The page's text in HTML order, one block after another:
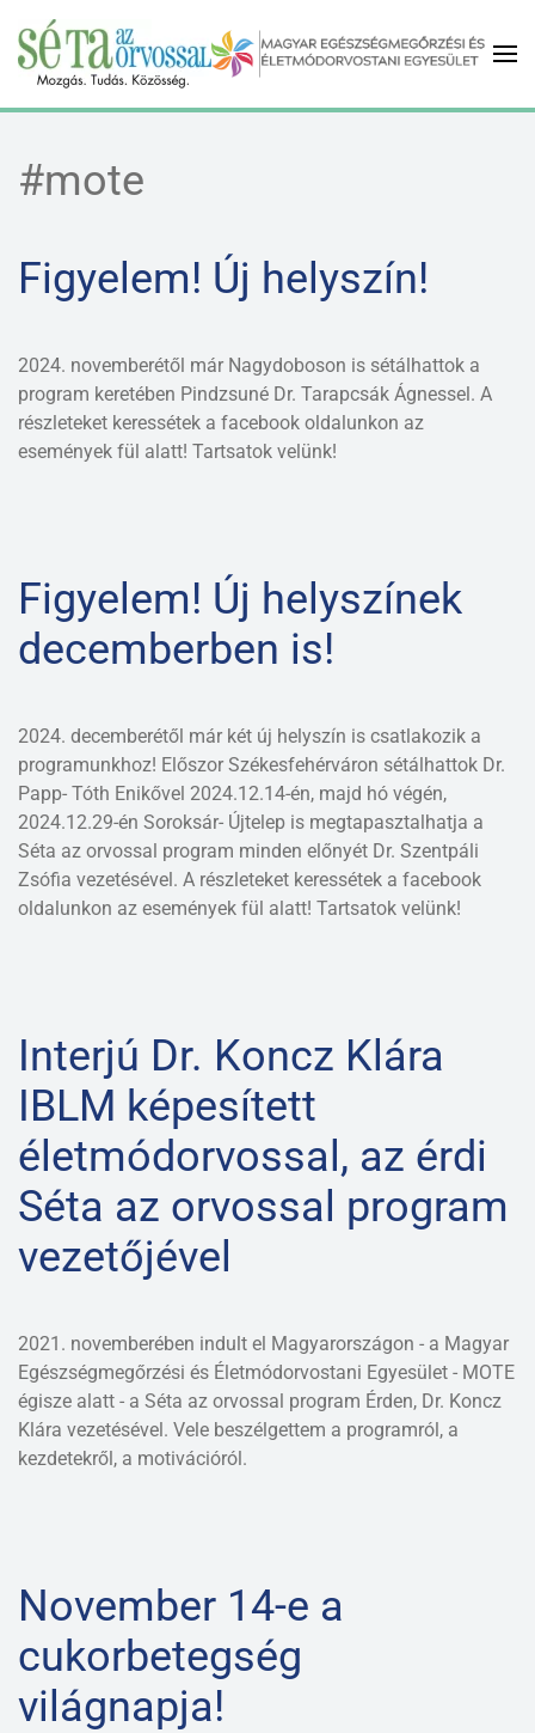
Fő tartalom átugrása
#mote
Figyelem! Új helyszín!
2024. novemberétől már Nagydoboson is sétálhattok a
program keretében Pindzsuné Dr. Tarapcsák Ágnessel. A
részleteket keressétek a facebook oldalunkon az
események fül alatt! Tartsatok velünk!
Figyelem! Új helyszínek
decemberben is!
2024. decemberétől már két új helyszín is csatlakozik a
programunkhoz! Előszor Székesfehérváron sétálhattok Dr.
Papp- Tóth Enikővel 2024.12.14-én, majd hó végén,
2024.12.29-én Soroksár- Újtelep is megtapasztalhatja a
Séta az orvossal program minden előnyét Dr. Szentpáli
Zsófia vezetésével. A részleteket keressétek a facebook
oldalunkon az események fül alatt! Tartsatok velünk!
Interjú Dr. Koncz Klára
IBLM képesített
életmódorvossal, az érdi
Séta az orvossal program
vezetőjével
2021. novemberében indult el Magyarországon - a Magyar
Egészségmegőrzési és Életmódorvostani Egyesület - MOTE
égisze alatt - a Séta az orvossal program Érden, Dr. Koncz
Klára vezetésével. Vele beszélgettem a programról, a
kezdetekről, a motivációról.
November 14-e a
cukorbetegség
világnapja!